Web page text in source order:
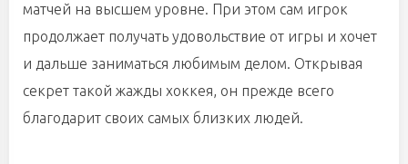
матчей на высшем уровне. При этом сам игрок
продолжает получать удовольствие от игры и хочет
и дальше заниматься любимым делом. Открывая
секрет такой жажды хоккея, он прежде всего
благодарит своих самых близких людей.